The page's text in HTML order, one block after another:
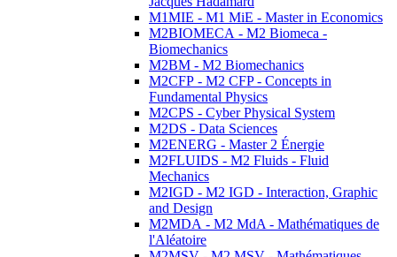
M1MIE - M1 MiE - Master in Economics
M2BIOMECA - M2 Biomeca -
Biomechanics
M2BM - M2 Biomechanics
M2CFP - M2 CFP - Concepts in
Fundamental Physics
M2CPS - Cyber Physical System
M2DS - Data Sciences
M2ENERG - Master 2 Énergie
M2FLUIDS - M2 Fluids - Fluid
Mechanics
M2IGD - M2 IGD - Interaction, Graphic
and Design
M2MDA - M2 MdA - Mathématiques de
l'Aléatoire